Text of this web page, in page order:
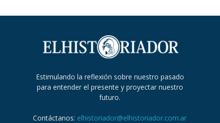
Estimulando la reflexión sobre nuestro pasado
para entender el presente y proyectar nuestro
futuro.
Contáctanos: elhistoriador@elhistoriador.com.ar